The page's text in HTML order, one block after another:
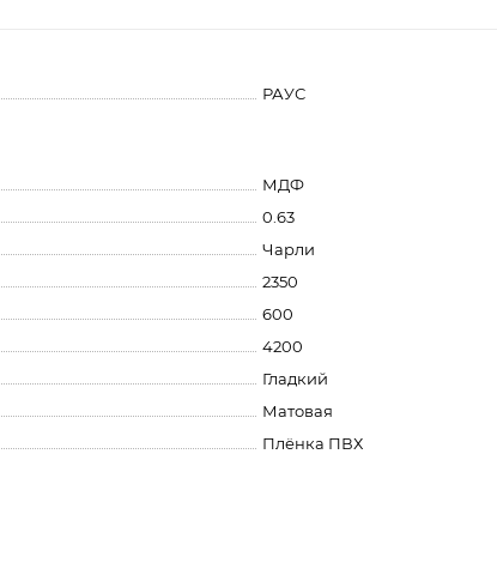
РАУС
МДФ
0.63
Чарли
2350
600
4200
Гладкий
Матовая
Плёнка ПВХ